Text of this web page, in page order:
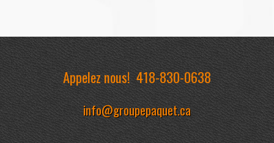
Appelez nous!418-830-0638
info@groupepaquet.ca